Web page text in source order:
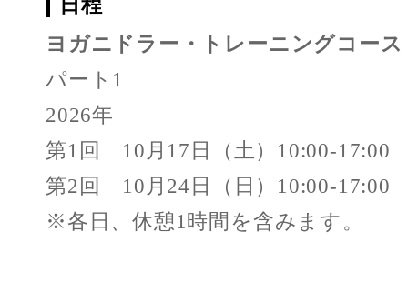
ヨガニドラー・トレーニングコー
パート1
2026年
第1回 10月17日（土）10:00-17:00
第2回 10月24日（日）10:00-17:00
※各日、休憩1時間を含みます。